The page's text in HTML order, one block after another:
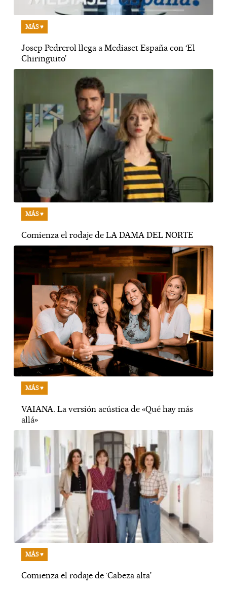
MÁS ♥
Josep Pedrerol llega a Mediaset España con ‘El
Chiringuito’
MÁS ♥
Comienza el rodaje de LA DAMA DEL NORTE
MÁS ♥
VAIANA. La versión acústica de «Qué hay más
allá»
MÁS ♥
Comienza el rodaje de ‘Cabeza alta’